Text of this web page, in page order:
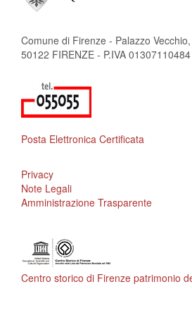
Comune di Firenze - Palazzo
50122 FIRENZE - P.IVA 01307110484
Posta Elettronica Certificata
Privacy
Note Legali
Amministrazione Trasparente
Centro storico di Firenze patrimonio